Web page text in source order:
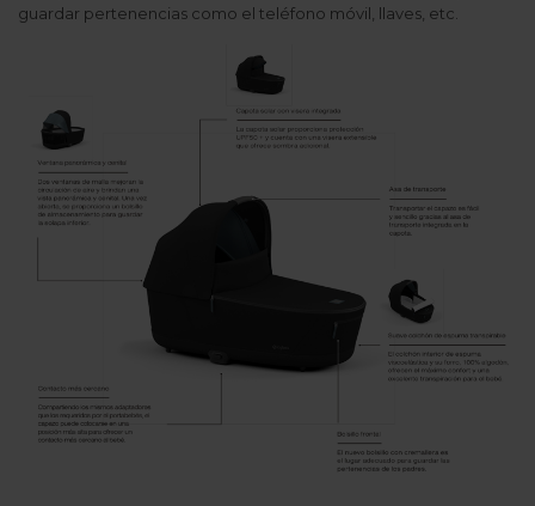
guardar pertenencias como el teléfono móvil, llaves, etc.